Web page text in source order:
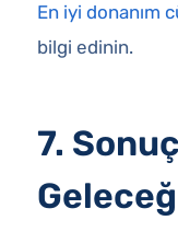
En iyi donanım
bilgi edinin.
7.